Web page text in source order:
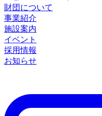
財団について
事業紹介
施設案内
イベント
採用情報
お知らせ